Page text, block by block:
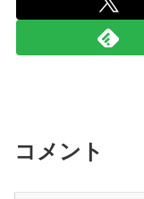
コメント